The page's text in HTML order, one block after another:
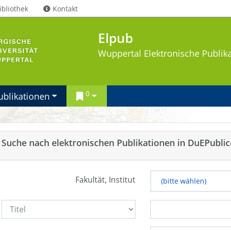
Kontakt
Elpub
Wuppertal Elektronische
0
Suche nach elektronischen Publikationen in
Fakultät, Institut (bitte wählen)